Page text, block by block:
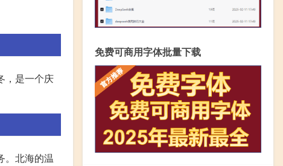
，是一个庆
。北海的温
免费可商用字体批量下载